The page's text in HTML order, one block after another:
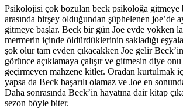
Psikolojisi çok bozulan beck psikoloğa gitmeye
arasında birşey olduğundan şüphelenen joe’de
gitmeye başlar. Beck bir gün Joe evde yokken
mermerin içinde öldürdüklerinin sakladığı
şok olur tam evden çıkacakken Joe gelir
görünce açıklamaya çalışır ve gitmesin diye
geçirmeyen mahzene kitler. Oradan kurtulmak
yapsa da Beck başarılı olamaz ve Joe en
Daha sonrasında Beck’in hayatına dair kitap
sezon böyle biter.